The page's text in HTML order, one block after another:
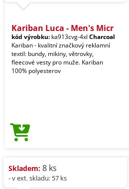
Kariban Luca - Men's Micr
kód výrobku: ka913cvg-4xl Charcoal
Kariban - kvalitní značkový reklamní
textil: bundy, mikiny, větrovky,
fleecové vesty pro muže. Kariban
100% polyesterov
Skladem: 8 ks
- v ext. skladu: 57 ks